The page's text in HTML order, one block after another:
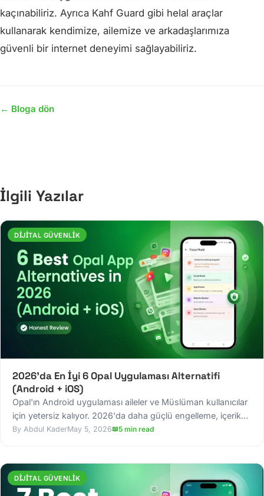
kaçınabiliriz. Ayrıca Kahf Guard gibi helal araçlar
kullanarak kendimize, ailemize ve arkadaşlarımıza
güvenli bir internet deneyimi sağlayabiliriz.
← Bloga dön
İlgili Yazılar
DIJITAL GÜVENLIK
2026'da En İyi 6 Opal Uygulaması Alternatifi
(Android + iOS)
Opal'ın Android uygulaması aileler ve Müslüman kullanıcılar
için yetersiz kalıyor. 2026'da daha güçlü engelleme, içerik
filtreleme ve ebeveyn denetimleri sunan en iyi 6 Opal
Abdul KaderMay 5, 2026 5 min read
DIJITAL GÜVENLIK